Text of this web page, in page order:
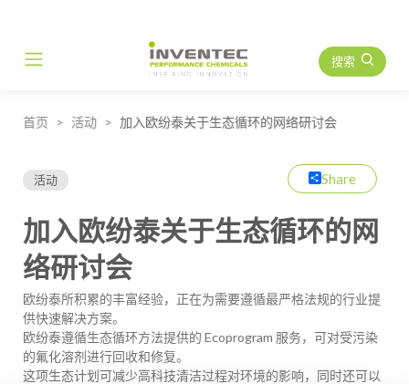
Main Navigation 搜索
首页 活动 加入欧纷泰关于生态循环的网络研讨会
活动 Share
加入欧纷泰关于生态循环的网
络研讨会
欧纷泰所积累的丰富经验，正在为需要遵循最严格法规的行业提
供快速解决方案。
欧纷泰遵循生态循环方法提供的 Ecoprogram 服务，可对受污染
的氟化溶剂进行回收和修复。
这项生态计划可减少高科技清洁过程对环境的影响，同时还可以